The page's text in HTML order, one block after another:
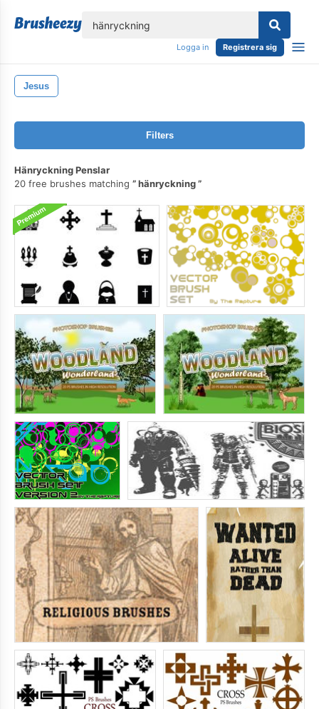
Logga in Registrera sig
Jesus
Filters
Hänryckning Penslar
20 free brushes matching
hänryckning